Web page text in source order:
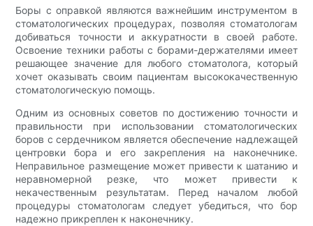
Боры с оправкой являются важнейшим инструментом в
стоматологических процедурах, позволяя стоматологам
добиваться точности и аккуратности в своей работе.
Освоение техники работы с борами-держателями имеет
решающее значение для любого стоматолога, который
хочет оказывать своим пациентам высококачественную
стоматологическую помощь.
Одним из основных советов по достижению точности и
правильности при использовании стоматологических
боров с сердечником является обеспечение надлежащей
центровки бора и его закрепления на наконечнике.
Неправильное размещение может привести к шатанию и
неравномерной резке, что может привести к
некачественным результатам. Перед началом любой
процедуры стоматологам следует убедиться, что бор
надежно прикреплен к наконечнику.